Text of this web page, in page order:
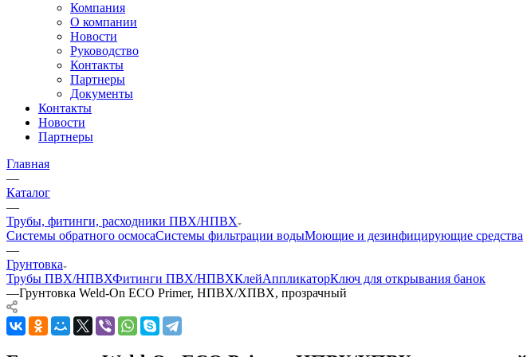
Компания
О компании
Новости
Руководство
Контакты
Партнеры
Документы
Контакты
Новости
Партнеры
Главная
—
Каталог
—
Трубы, фитинги, расходники ПВХ/НПВХ
Системы обратного осмосаСистемы фильтрации водыМоющие и дезинфицирующие средства
—
Грунтовка
Трубы ПВХ/НПВХФитинги ПВХ/НПВХКлейАппликаторКлюч для открывания банок
—Грунтовка Weld-On ECO Primer, НПВХ/ХПВХ, прозрачный